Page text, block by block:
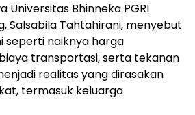
Universitas Bhinneka PGRI
Salsabila Tahtahirani, menyebut
seperti naiknya harga
transportasi, serta tekanan
realitas yang dirasakan
termasuk keluarga